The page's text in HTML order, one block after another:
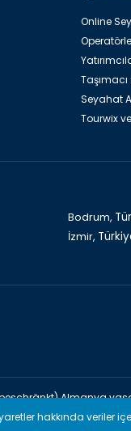
Online
Seyahat
Tourwix
Bodrum,
İzmir,
Almanya
A-10960)
hakkında veriler